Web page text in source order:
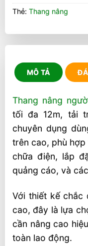
Thẻ: Thang nâng
MÔ TẢ
Thang nâng
tối đa 12m, tải
chuyên dụng
trên cao, phù
chữa điện, lắp
quảng cáo, và
Với thiết kế chắc
cao, đây là lựa
cần nâng cao
toàn lao động.